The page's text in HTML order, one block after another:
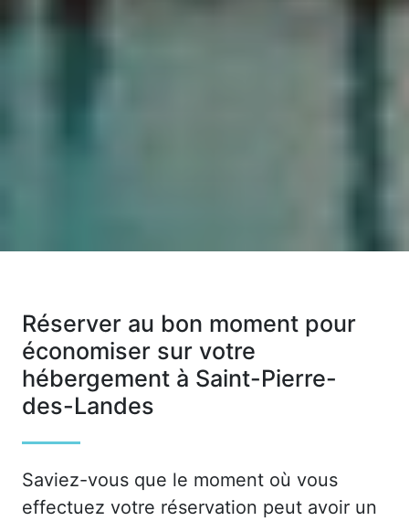
Réserver au bon moment pour
économiser sur votre
hébergement à Saint-Pierre-
des-Landes
Saviez-vous que le moment où vous
effectuez votre réservation peut avoir un